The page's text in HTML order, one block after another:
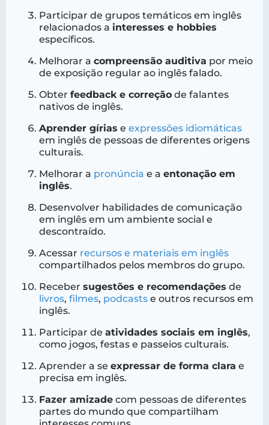
Participar de grupos temáticos em inglês
relacionados a interesses e hobbies
específicos.
Melhorar a compreensão auditiva por meio
de exposição regular ao inglês falado.
Obter feedback e correção de falantes
nativos de inglês.
Aprender gírias e expressões idiomáticas
em inglês de pessoas de diferentes origens
culturais.
Melhorar a pronúncia e a entonação em
inglês.
Desenvolver habilidades de comunicação
em inglês em um ambiente social e
descontraído.
Acessar recursos e materiais em inglês
compartilhados pelos membros do grupo.
Receber sugestões e recomendações de
livros, filmes, podcasts e outros recursos em
inglês.
Participar de atividades sociais em inglês,
como jogos, festas e passeios culturais.
Aprender a se expressar de forma clara e
precisa em inglês.
Fazer amizade com pessoas de diferentes
partes do mundo que compartilham